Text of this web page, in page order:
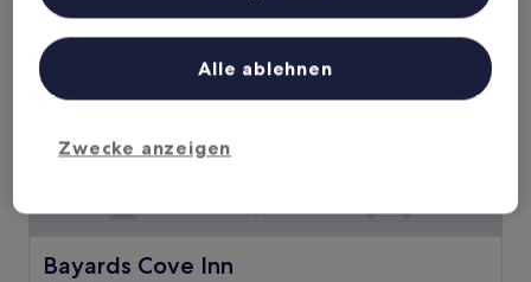
Bayards Cove Inn
Bayards Cove Inn
Liste der Partner (Lieferanten)
Zwecke anzeigen
Alle ablehnen